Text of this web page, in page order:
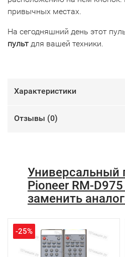
привычных местах.
На сегодняшний день этот
пульт для вашей техники.
Характеристики
Отзывы (0)
Универсальный
Pioneer RM-
заменить
-25%